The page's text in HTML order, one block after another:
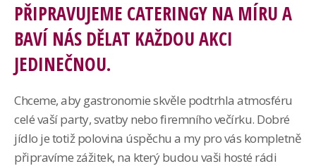
PŘIPRAVUJEME CATERINGY NA MÍRU A
BAVÍ NÁS DĚLAT KAŽDOU AKCI
JEDINEČNOU.
Chceme, aby gastronomie skvěle podtrhla atmosféru
celé vaší party, svatby nebo firemního večírku. Dobré
jídlo je totiž polovina úspěchu a my pro vás kompletně
připravíme zážitek, na který budou vaši hosté rádi